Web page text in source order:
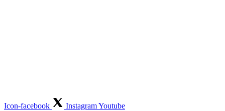
Icon-facebook InstagramYoutube